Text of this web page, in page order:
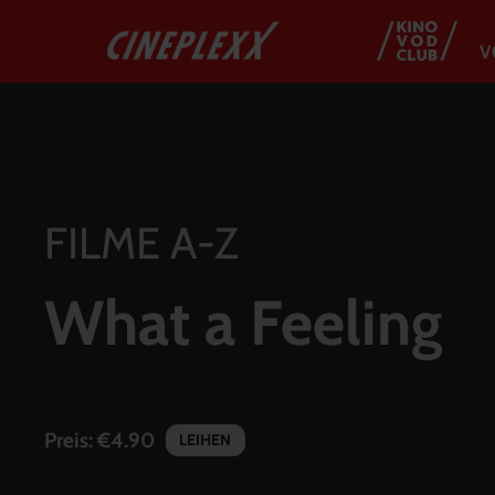
FILME A-Z
What a Feeling
Preis: €4.90 LEIHEN